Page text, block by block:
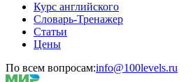
Курс английского
Словарь-Тренажер
Статьи
Цены
По всем вопросам:info@100levels.ru